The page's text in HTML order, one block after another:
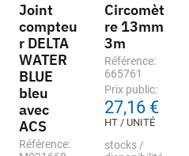
Joint
compteu
r DELTA
WATER
BLUE
bleu
avec
ACS
Référence:
Circomèt
re 13mm
3m
Référence:
665761
Prix public:
27,16 €
HT / UNITÉ
stocks /